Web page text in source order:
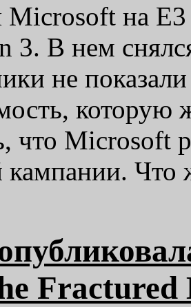
на E3
3. В нем
не
которую
что Microsoft
кампании. Что
Fractured